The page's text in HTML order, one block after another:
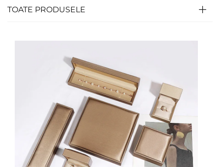
TOATE PRODUSELE